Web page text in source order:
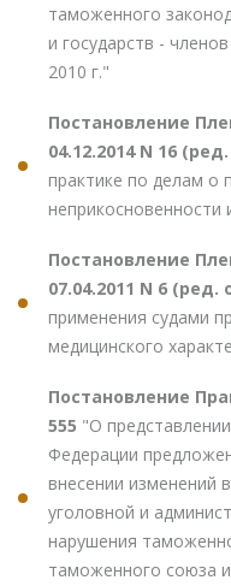
таможенного
и государств -
2010 г."
Постановление
04.12.2014 N 16
практике по делам о
Постановление
07.04.2011 N 6 (ред.
применения судами
медицинского
Постановление
555 "О
Федерации
внесении изменений
уголовной и
нарушения
таможенного союза